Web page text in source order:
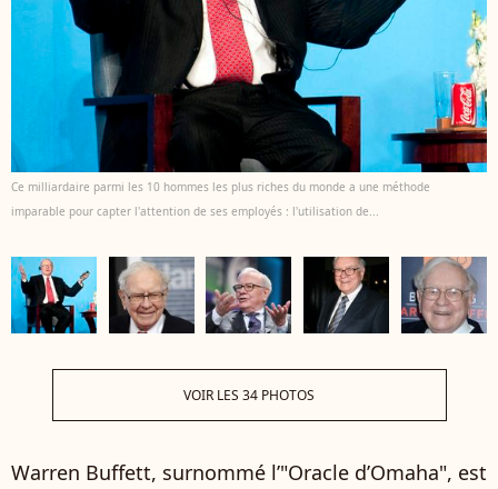
Ce milliardaire parmi les 10 hommes les plus riches du monde a une méthode
imparable pour capter l'attention de ses employés : l'utilisation de...
VOIR LES 34 PHOTOS
Warren Buffett, surnommé l’"Oracle d’Omaha", est